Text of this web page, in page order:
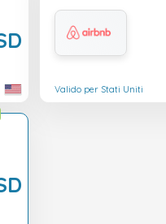
Valido per Stati Uniti